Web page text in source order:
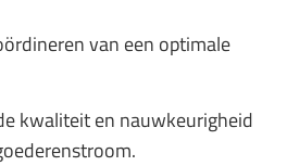
van een optimale
kwaliteit en nauwkeurigheid